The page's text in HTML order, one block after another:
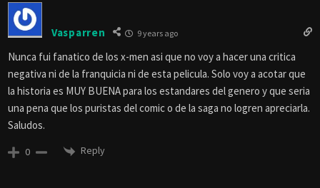
Vasparren 9 years ago
Nunca fui fanatico de los x-men asi que no voy a hacer una critica
negativa ni de la franquicia ni de esta pelicula. Solo voy a acotar que
la historia es MUY BUENA para los estandares del genero y que seria
una pena que los puristas del comic o de la saga no logren apreciarla.
Saludos.
0 Reply